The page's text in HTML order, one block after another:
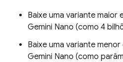
Baixe uma variante maior
Gemini Nano (como 4
Baixe uma variante
Gemini Nano (como